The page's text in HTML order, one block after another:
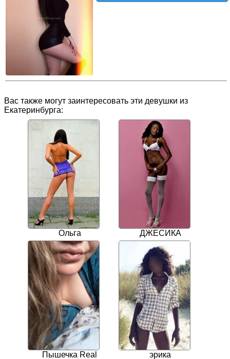
Вас также могут заинтересовать эти девушки из
Екатеринбурга:
Ольга ДЖЕСИКА
Пышечка Real эрика